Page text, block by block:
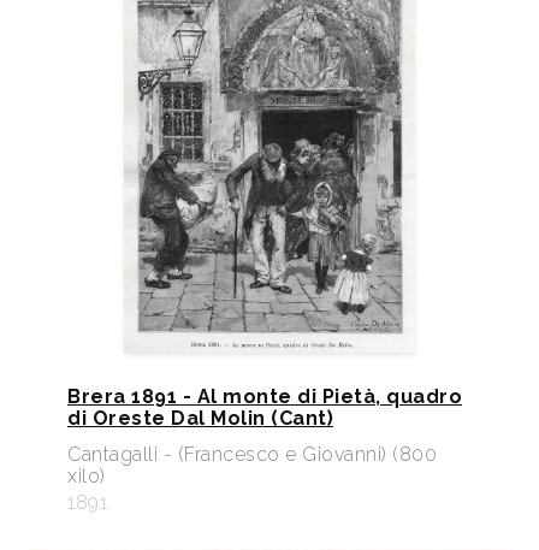
Brera 1891 - Al monte di Pietà, quadro
di Oreste Dal Molin (Cant)
Cantagalli - (Francesco e Giovanni) (800
xilo)
1891